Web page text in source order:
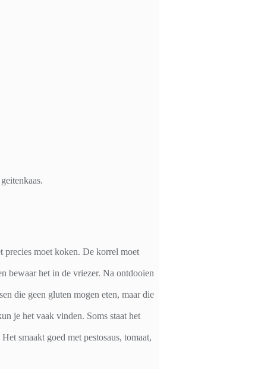
precies moet koken. De korrel moet
bewaar het in de vriezer. Na ontdooien
die geen gluten mogen eten, maar die
je het vaak vinden. Soms staat het
smaakt goed met pestosaus, tomaat,